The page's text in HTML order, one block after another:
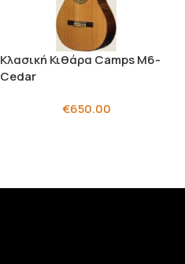
Κλασική Κιθάρα Camps M6-
Cedar
€650.00